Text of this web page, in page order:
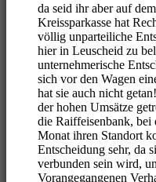
da seid ihr aber auf
Kreissparkasse hat
völlig unparteiliche
hier in Leuscheid zu
unternehmerische
sich vor den Wagen
hat sie auch nicht
der hohen Umsätze
die Raiffeisenbank,
Monat ihren Standort
Entscheidung sehr, da
verbunden sein wird,
Vorangegangenen